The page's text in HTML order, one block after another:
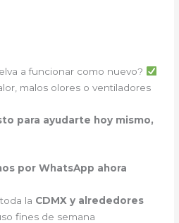
a funcionar como nuevo?
malos olores o ventiladores
para ayudarte hoy mismo,
por WhatsApp ahora
la CDMX y alrededores
fines de semana